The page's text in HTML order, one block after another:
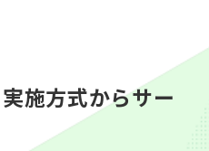
施方式からサー